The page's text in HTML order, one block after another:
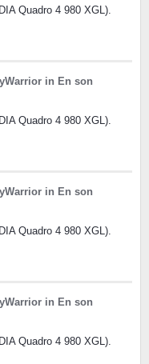
Quadro 4 980 XGL).
in En son
Quadro 4 980 XGL).
in En son
Quadro 4 980 XGL).
in En son
Quadro 4 980 XGL).